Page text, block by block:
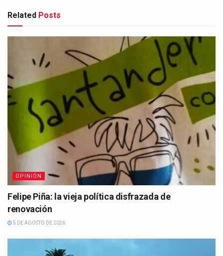
Related Posts
OPINIÓN
Felipe Piña: la vieja política disfrazada de
renovación
5 DE AGOSTO DE 2026